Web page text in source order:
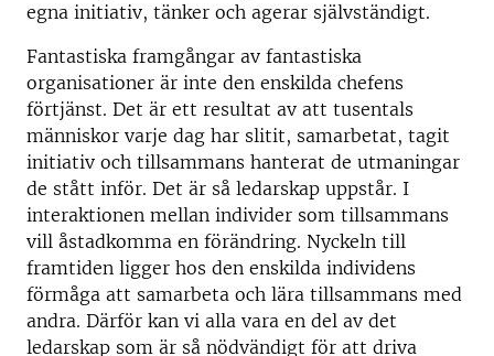
egna initiativ, tänker och agerar självständigt.
Fantastiska framgångar av fantastiska
organisationer är inte den enskilda chefens
förtjänst. Det är ett resultat av att tusentals
människor varje dag har slitit, samarbetat, tagit
initiativ och tillsammans hanterat de utmaningar
de stått inför. Det är så ledarskap uppstår. I
interaktionen mellan individer som tillsammans
vill åstadkomma en förändring. Nyckeln till
framtiden ligger hos den enskilda individens
förmåga att samarbeta och lära tillsammans med
andra. Därför kan vi alla vara en del av det
ledarskap som är så nödvändigt för att driva